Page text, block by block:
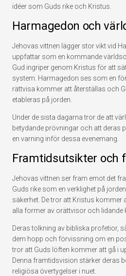
idéer som Guds rike och Kristus.
Harmagedon och
Jehovas vittnen lägger stor vikt vid
uppfattar som en kommande
Gud ingriper genom Kristus för att
system. Harmagedon ses som en
rättvisa kommer att återställas och
etableras på jorden.
Under de sista dagarna tror de att
betydande prövningar och att deras
en varning inför dessa evenemang.
Framtidsutsikter och
Jehovas vittnen ser fram emot det
Guds rike som en verklighet på
säkerhet. De tror att Kristus kommer
alla former av orättvisor och lidande
Deras tolkning av bibliska profetior,
dem hopp och förvissning om en
tror att Guds löften kommer att gå i
Denna framtidsvision stärker deras
religiösa övertygelser i nuet.